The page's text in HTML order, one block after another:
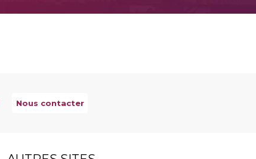
Nous contacter